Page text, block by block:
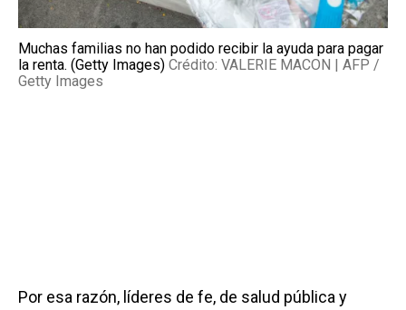
Muchas familias no han podido recibir la ayuda para pagar
la renta. (Getty Images) Crédito: VALERIE MACON | AFP /
Getty Images
Por esa razón, líderes de fe, de salud pública y